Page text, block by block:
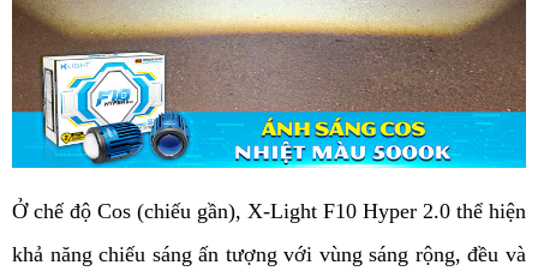
Ở chế độ Cos (chiếu gần), X-Light F10 Hyper 2.0 thể hiện
khả năng chiếu sáng ấn tượng với vùng sáng rộng, đều và